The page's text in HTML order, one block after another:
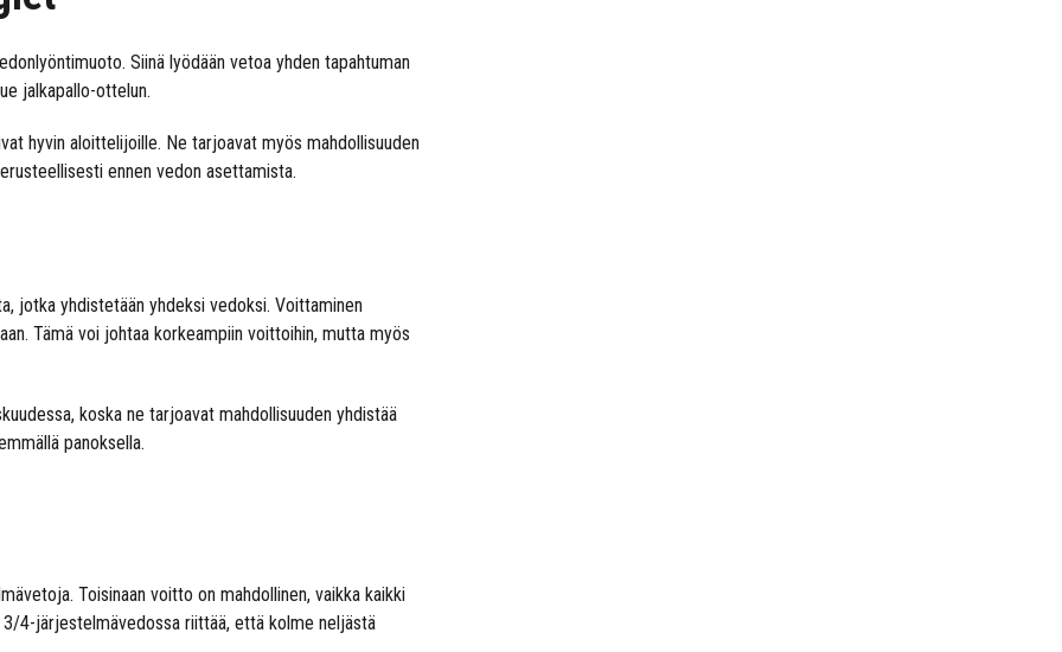
Siinä lyödään vetoa yhden tapahtuman
jalkapallo-ottelun.
hyvin aloittelijoille. Ne tarjoavat myös mahdollisuuden
ennen vedon asettamista.
jotka yhdistetään yhdeksi vedoksi. Voittaminen
Tämä voi johtaa korkeampiin voittoihin, mutta myös
koska ne tarjoavat mahdollisuuden yhdistää
panoksella.
Toisinaan voitto on mahdollinen, vaikka kaikki
4-järjestelmävedossa riittää, että kolme neljästä